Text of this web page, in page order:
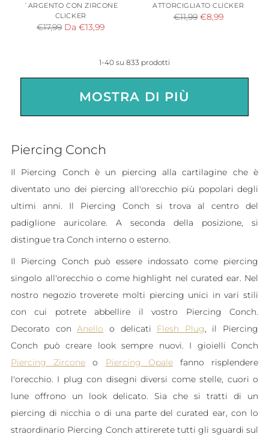
´ARGENTO CON ZIRCONE
CLICKER
Prezzo
€17,99 Da €13,99
ATTORCIGLIATO CLICKER
Prezzo
€11,99 €8,99
1-40 su 833 prodotti
MOSTRA DI PIÙ
Piercing Conch
Il Piercing Conch è un piercing alla cartilagine che è
diventato uno dei piercing all'orecchio più popolari degli
ultimi anni. Il Piercing Conch si trova al centro del
padiglione auricolare. A seconda della posizione, si
distingue tra Conch interno o esterno.
Il Piercing Conch può essere indossato come piercing
singolo all'orecchio o come highlight nel curated ear. Nel
nostro negozio troverete molti piercing unici in vari stili
con cui potrete abbellire il vostro Piercing Conch.
Decorato conAnello o delicati Flesh Plug, il Piercing
Conch può creare look sempre nuovi. I gioielli Conch
Piercing Zircone o Piercing Opalefanno risplendere
l'orecchio. I plug con disegni diversi come stelle, cuori o
lune offrono un look delicato. Sia che si tratti di un
piercing di nicchia o di una parte del curated ear, con lo
straordinario Piercing Conch attirerete tutti gli sguardi sul